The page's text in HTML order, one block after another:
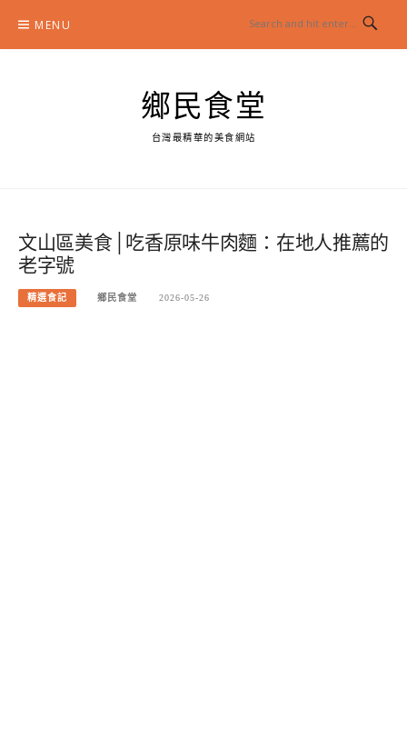
content
MENU
鄉民食堂
台灣最精華的美食網站
文山區美食│吃香原味牛肉麵：在地人推薦的
老字號
精選食記 鄉民食堂 2026-05-26